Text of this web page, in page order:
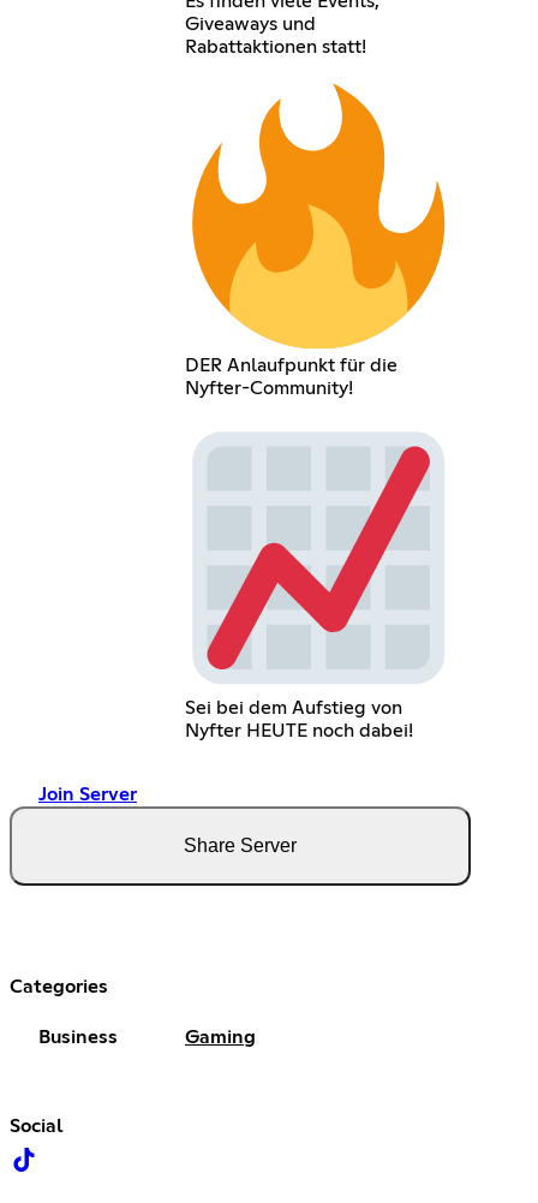
Giveaways und
Rabattaktionen statt!
DER Anlaufpunkt für die
Nyfter-Community!
Sei bei dem Aufstieg von
Nyfter HEUTE noch dabei!
Join Server
Share Server
Categories
Business Gaming
Social